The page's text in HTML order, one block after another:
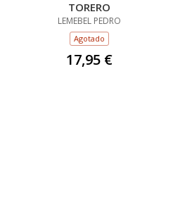
TORERO
LEMEBEL PEDRO
Agotado
17,95 €